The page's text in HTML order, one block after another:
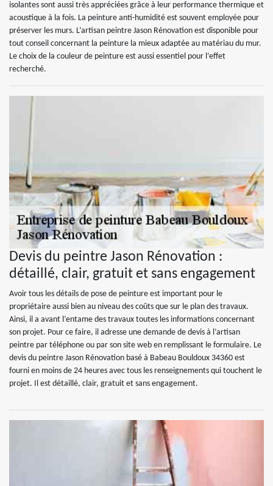
isolantes sont aussi très appréciées grâce à leur performance thermique et
acoustique à la fois. La peinture anti-humidité est souvent employée pour
préserver les murs. L’artisan peintre Jason Rénovation est disponible pour
tout conseil concernant la peinture la mieux adaptée au matériau du mur.
Le choix de la couleur de peinture est aussi essentiel pour l’effet
recherché.
Devis du peintre Jason Rénovation :
détaillé, clair, gratuit et sans engagement
Avoir tous les détails de pose de peinture est important pour le
propriétaire aussi bien au niveau des coûts que sur le plan des travaux.
Ainsi, il a avant l’entame des travaux toutes les informations concernant
son projet. Pour ce faire, il adresse une demande de devis à l’artisan
peintre par téléphone ou par son site web en remplissant le formulaire. Le
devis du peintre Jason Rénovation basé à Babeau Bouldoux 34360 est
fourni en moins de 24 heures avec tous les renseignements qui touchent le
projet. Il est détaillé, clair, gratuit et sans engagement.